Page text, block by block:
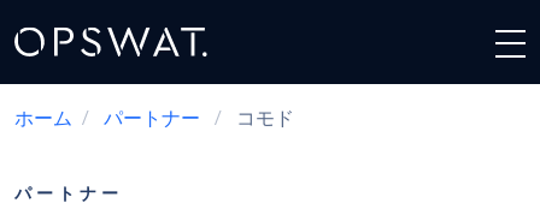
ホーム / パートナー / コモド
パートナー